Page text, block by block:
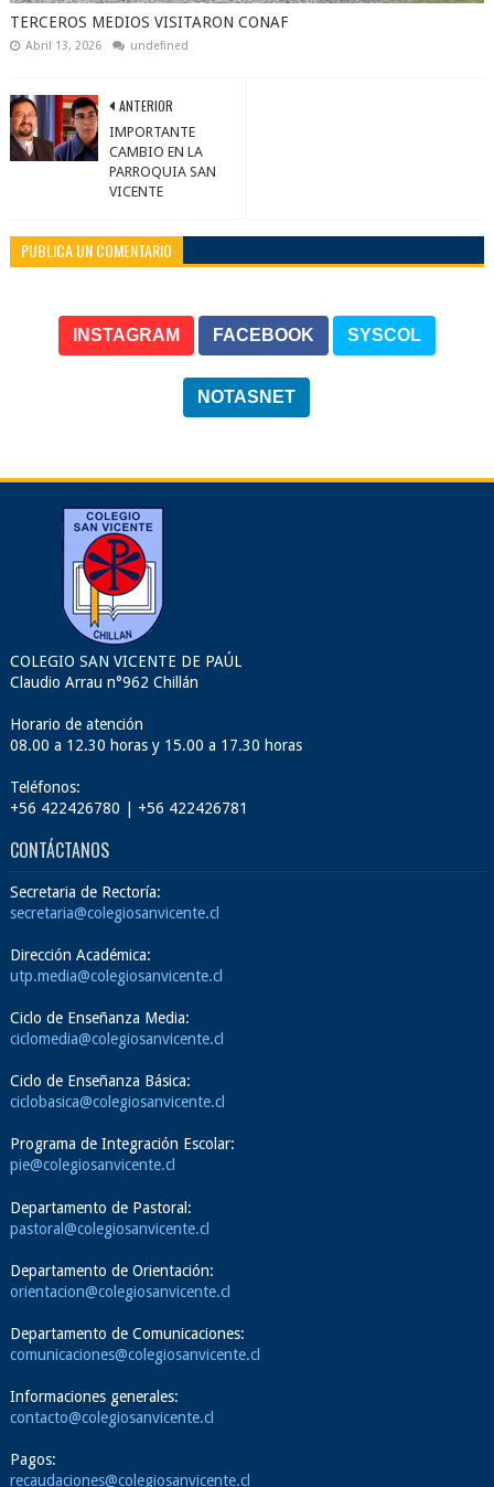
TERCEROS MEDIOS VISITARON CONAF
Abril 13, 2026 undefined
ANTERIOR
IMPORTANTE
CAMBIO EN LA
PARROQUIA SAN
VICENTE
PUBLICA UN COMENTARIO
INSTAGRAM FACEBOOK SYSCOL
NOTASNET
COLEGIO SAN VICENTE DE PAÚL
Claudio Arrau n°962 Chillán
Horario de atención
08.00 a 12.30 horas y 15.00 a 17.30 horas
Teléfonos:
+56 422426780 | +56 422426781
CONTÁCTANOS
Secretaria de Rectoría:
secretaria@colegiosanvicente.cl
Dirección Académica:
utp.media@colegiosanvicente.cl
Ciclo de Enseñanza Media:
ciclomedia@colegiosanvicente.cl
Ciclo de Enseñanza Básica:
ciclobasica@colegiosanvicente.cl
Programa de Integración Escolar:
pie@colegiosanvicente.cl
Departamento de Pastoral:
pastoral@colegiosanvicente.cl
Departamento de Orientación:
orientacion@colegiosanvicente.cl
Departamento de Comunicaciones:
comunicaciones@colegiosanvicente.cl
Informaciones generales:
contacto@colegiosanvicente.cl
Pagos:
recaudaciones@colegiosanvicente.cl